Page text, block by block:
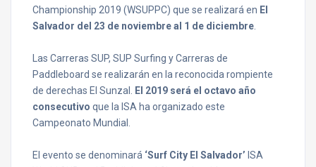
Championship 2019 (WSUPPC) que se realizará en El
Salvador del 23 de noviembre al 1 de diciembre
Las Carreras SUP, SUP Surfing y Carreras de
Paddleboard se realizarán en la reconocida rompiente
de derechas El Sunzal. El 2019 será el octavo año
consecutivo que la ISA ha organizado este
Campeonato Mundial.
El evento se denominará ‘Surf City El Salvador’ ISA